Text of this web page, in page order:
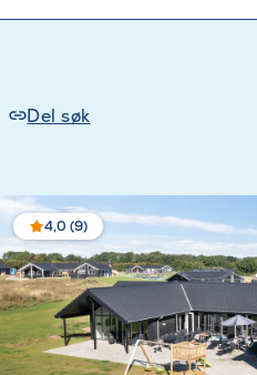
Del søk
4,0 (9)